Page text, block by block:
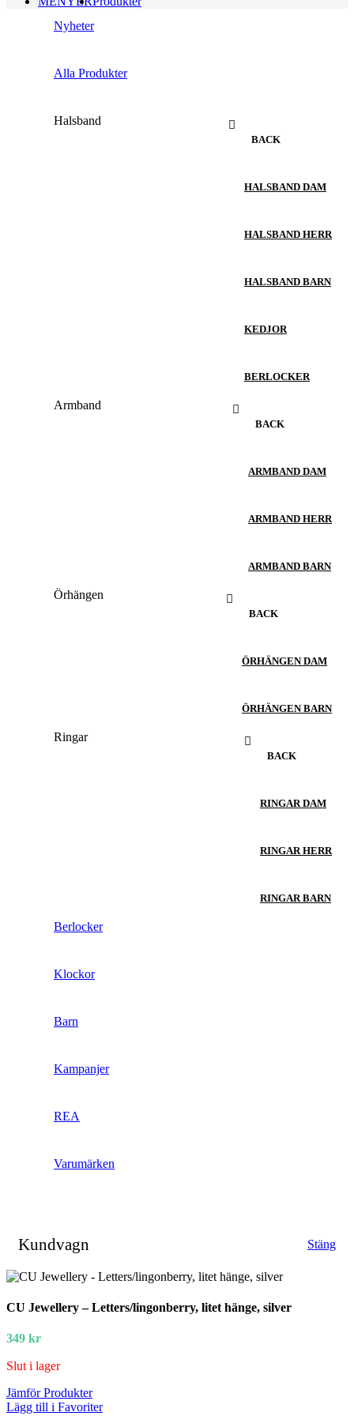
Nyheter
Alla Produkter
Halsband
BACK
HALSBAND DAM
HALSBAND HERR
HALSBAND BARN
KEDJOR
BERLOCKER
Armband
BACK
ARMBAND DAM
ARMBAND HERR
ARMBAND BARN
Örhängen
BACK
ÖRHÄNGEN DAM
ÖRHÄNGEN BARN
Ringar
BACK
RINGAR DAM
RINGAR HERR
RINGAR BARN
Berlocker
Klockor
Barn
Kampanjer
REA
Varumärken
Kundvagn Stäng
CU Jewellery – Letters/lingonberry, litet hänge, silver
349 kr
Slut i lager
Jämför Produkter
Lägg till i Favoriter